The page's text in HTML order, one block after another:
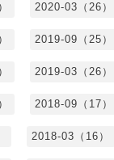
2020-03（26）
2019-09（25）
2019-03（26）
2018-09（17）
2018-03（16）